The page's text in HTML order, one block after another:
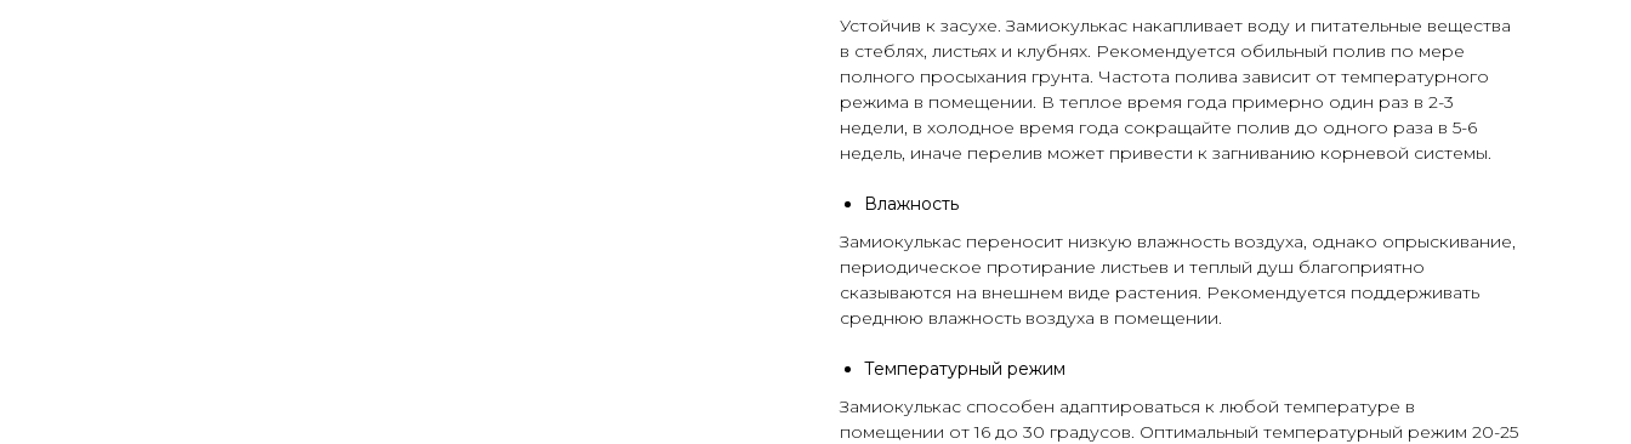
Устойчив к засухе. Замиокулькас накапливает воду и питательные вещества
в стеблях, листьях и клубнях. Рекомендуется обильный полив по мере
полного просыхания грунта. Частота полива зависит от температурного
режима в помещении. В теплое время года примерно один раз в 2-3
недели, в холодное время года сокращайте полив до одного раза в 5-6
недель, иначе перелив может привести к загниванию корневой системы.
Влажность
Замиокулькас переносит низкую влажность воздуха, однако опрыскивание,
периодическое протирание листьев и теплый душ благоприятно
сказываются на внешнем виде растения. Рекомендуется поддерживать
среднюю влажность воздуха в помещении.
Температурный режим
Замиокулькас способен адаптироваться к любой температуре в
помещении от 16 до 30 градусов. Оптимальный температурный режим 20-25